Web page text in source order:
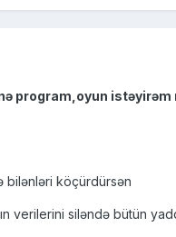
program,oyun
bilənləri köçürdürsən
siləndə bütün